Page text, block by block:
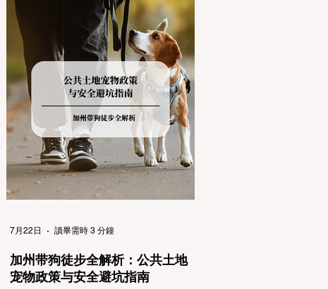
仅可能面临高额罚单或被公路巡警
（CHP）劝返，更可能在冰雪路面上引
发严重的安全事故。本文将为您系统解
析加州的防滑链政策，帮助您明确自己
的车型在不同路况下的具体要求，并为
出行做好充足准备。 一、 核心概念：看
懂加州 R1, R2, R3 管制级别 当恶劣天气
来袭，加州交通局会在公路上启动防滑
链管制，并通过电子路牌指示当前的管
制级别。加州采用三个递进的级别（R1
至R3）来规范通行车辆： R1 管制
(Requirement 1) 规定内容： 所有车辆必
须安装防滑链。 豁免条件： 乘用车
（Light Trucks）只要配备了雪地轮胎
加州带狗徒步全解析：公共土地
宠物政策与安全避坑指南
7月22日 讀畢需時 3 分鐘